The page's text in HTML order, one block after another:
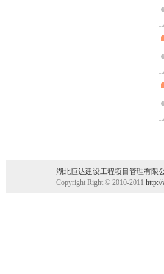
湖北恒达建设工程项目管理有限
Copyright Right © 2010-2011 http://